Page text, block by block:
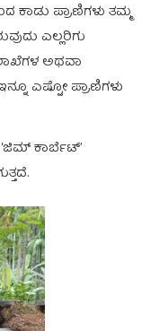
ಕಾಡು ಪ್ರಾಣಿಗಳು ತಮ್ಮ
ಎಲ್ಲರಿಗು
ಅಥವಾ
ಎಷ್ಟೋ ಪ್ರಾಣಿಗಳು
ಕಾರ್ಬೆಟ್’